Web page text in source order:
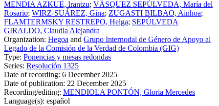
MENDIA AZKUE, Irantzu; VÁSQUEZ SEPÚLVEDA, María del
Rosario; WIRZ-SUÁREZ, Gina; ZUGASTI BILBAO, Ainhoa;
FLAMTERMSKY RESTREPO, Helga; SEPÚLVEDA
GIRALDO, Claudia Alejandra
Organization: Hegoa and Grupo Internodal de Género de Apoyo al
Legado de la Comisión de la Verdad de Colombia (GIG)
Type: Ponencias y mesas redondas
Series: Resolución 1325
Date of recording: 6 December 2025
Date of publication: 22 December 2025
Recording/editing: MENDIOLA PONTÓN, Gloria Mercedes
Language(s): español